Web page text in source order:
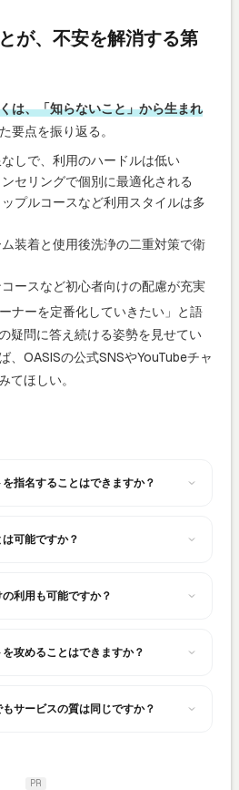
が、不安を解消する第
は、「知らないこと」から生まれ
要点を振り返る。
しで、利用のハードルは低い
セリングで個別に最適化される
プルコースなど利用スタイルは多
装着と使用後洗浄の二重対策で衛
ースなど初心者向けの配慮が充実
ナーを定番化していきたい」と語
疑問に答え続ける姿勢を見せてい
、OASISの公式SNSやYouTubeチャ
てほしい。
指名することはできますか？
可能ですか？
利用も可能ですか？
攻めることはできますか？
サービスの質は同じですか？
PR